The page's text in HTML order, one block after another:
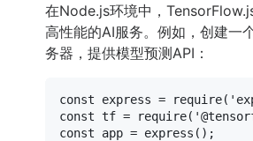
在Node.js环境中，
高性能的AI服务。例如，创建一
务器，提供模型预测API：
const express = require(
const tf = require(
const app = express